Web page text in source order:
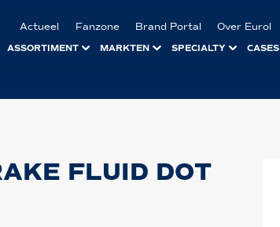
Actueel Fanzone Brand Portal Over Eurol
ASSORTIMENT MARKTEN SPECIALTY CASES
FLUID DOT